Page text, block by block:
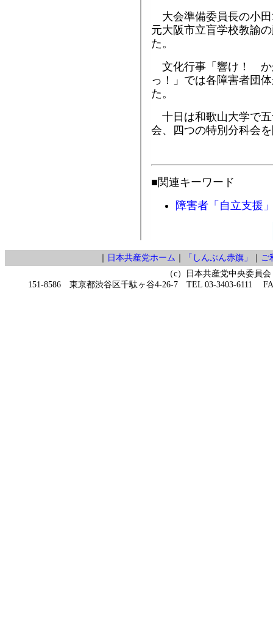
大会準備委員長の小
元大阪市立盲学校教諭
た。
文化行事「響け！
っ！」では各障害者団
た。
十日は和歌山大学で
会、四つの特別分科会
■関連キーワード
障害者「自立支援
｜ 日本共産党ホーム ｜ 「しんぶん赤旗」 ｜ ご
（c）日本共産党中央委員会
151-8586 東京都渋谷区千駄ヶ谷4-26-7 TEL 03-3403-6111